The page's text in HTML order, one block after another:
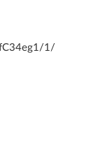
1/